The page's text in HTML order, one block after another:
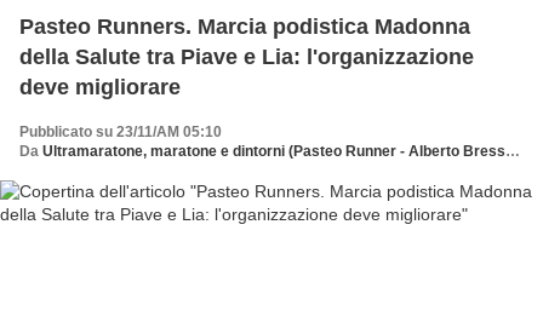
Pasteo Runners. Marcia podistica Madonna
della Salute tra Piave e Lia: l'organizzazione
deve migliorare
Pubblicato su 23/11/AM 05:10
Da Ultramaratone, maratone e dintorni (Pasteo Runner - Alberto Bressan)